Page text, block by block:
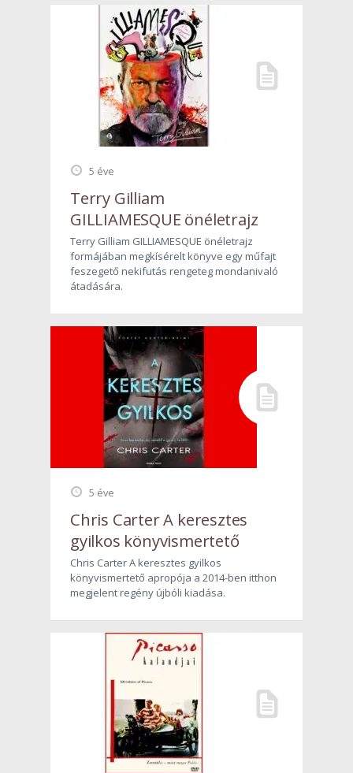
5 éve
Terry Gilliam
GILLIAMESQUE önéletrajz
Terry Gilliam GILLIAMESQUE önéletrajz
formájában megkísérelt könyve egy műfajt
feszegető nekifutás rengeteg mondanivaló
átadására.
5 éve
Chris Carter A keresztes
gyilkos könyvismertető
Chris Carter A keresztes gyilkos
könyvismertető apropója a 2014-ben itthon
megjelent regény újbóli kiadása.